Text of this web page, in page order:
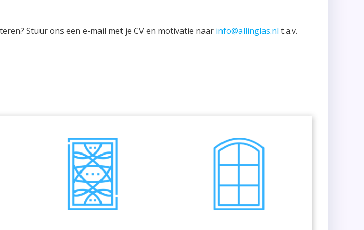
Stuur ons een e-mail met je CV en motivatie naar info@allinglas.nl t.a.v.